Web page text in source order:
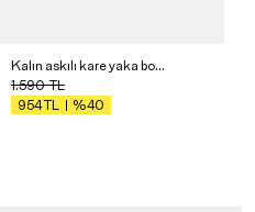
Kalın askılı kare yaka bodysuit
1.590TL
954
%40